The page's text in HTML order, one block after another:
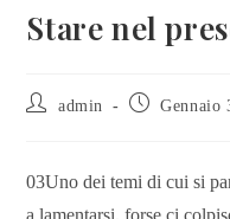
Stare nel
admin Gennaio
03Uno dei temi di cui si